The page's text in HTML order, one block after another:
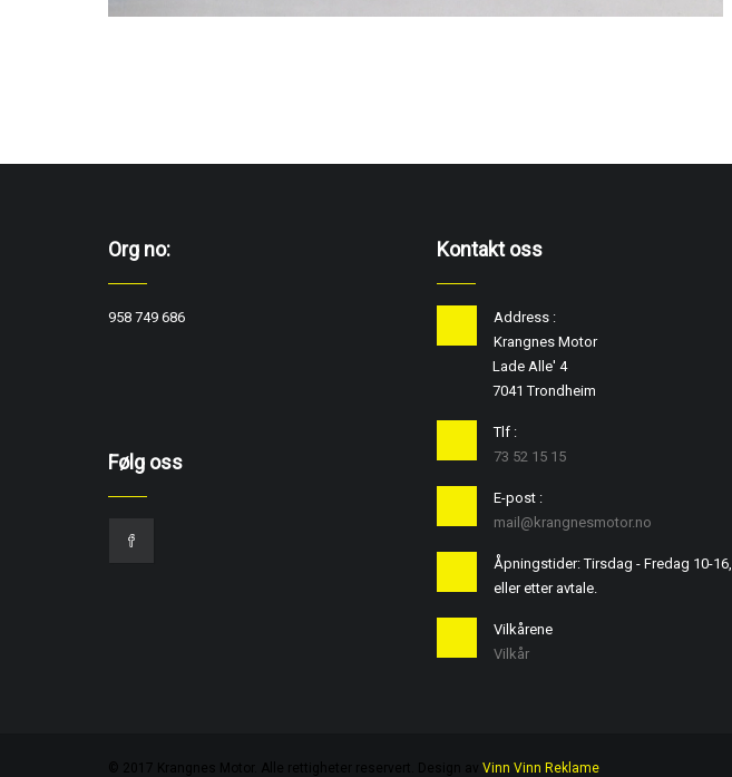
Org no:
958 749 686
Følg oss
Kontakt oss
Address :
Krangnes Motor
Lade Alle' 4
7041 Trondheim
Tlf :
73 52 15 15
E-post :
mail@krangnesmotor.no
Åpningstider: Tirsdag - Fredag 10-16,
eller etter avtale.
Vilkårene
Vilkår
© 2017 Krangnes Motor. Alle rettigheter reservert. Design av Vinn Vinn Reklame